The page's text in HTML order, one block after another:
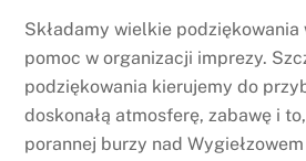
Składamy wielkie podziękowania
pomoc w organizacji imprezy.
podziękowania kierujemy do
doskonałą atmosferę, zabawę i
porannej burzy nad